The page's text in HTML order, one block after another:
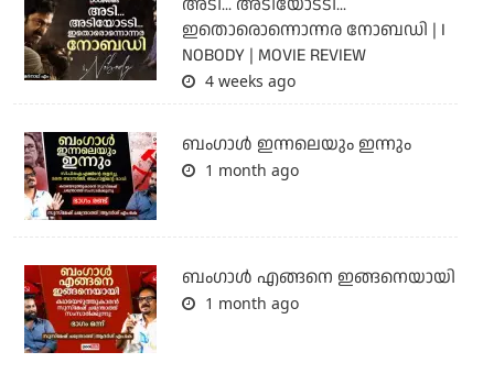
ഇതൊരൊന്നൊന്നര നോബഡി | I
NOBODY | MOVIE REVIEW
4 weeks ago
ബംഗാള്‍ ഇന്നലെയും ഇന്നും
1 month ago
ബം​ഗാൾ എങ്ങനെ ഇങ്ങനെയായി
1 month ago